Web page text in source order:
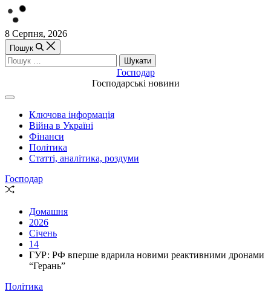
Перейти
до
вмісту
8 Серпня, 2026
Пошук
Пошук:
Господар
Господарські новини
Off
Canvas
(поза
полотном)
Ключова інформація
Війна в Україні
Фінанси
Політика
Статті, аналітика, роздуми
Господар
Випадкова
Домашня
2026
Січень
14
ГУР: РФ вперше вдарила новими реактивними дронами
“Герань”
Категорії
Політика